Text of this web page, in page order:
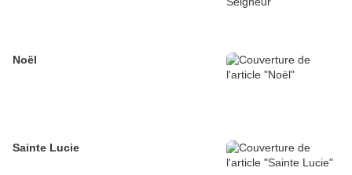
Noël
Sainte Lucie